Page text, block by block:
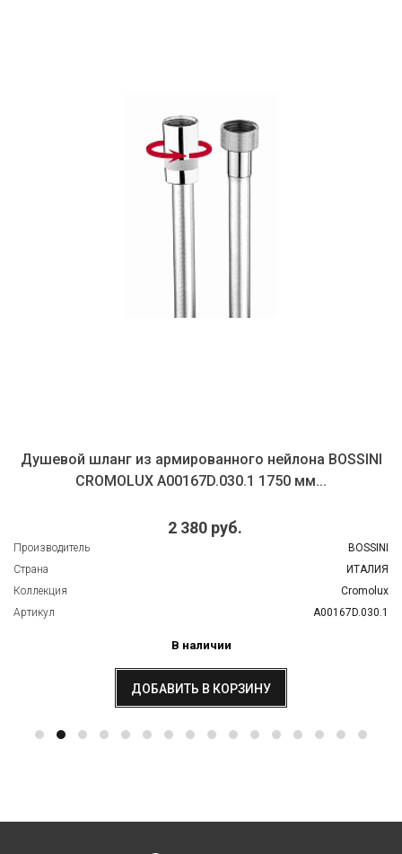
Душевой шланг из армированного нейлона BOSSINI
CROMOLUX A00167D.030.1 1750 мм...
2 380 руб.
Производитель
BOSSINI
Страна
ИТАЛИЯ
Коллекция
Cromolux
Артикул
A00167D.030.1
В наличии
ДОБАВИТЬ В КОРЗИНУ